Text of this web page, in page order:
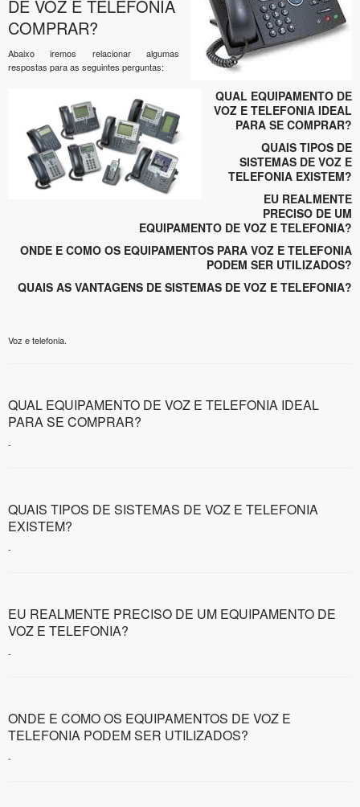
DE VOZ E TELEFONIA
COMPRAR?
Abaixo iremos relacionar algumas
respostas para as seguintes perguntas:
QUAL EQUIPAMENTO DE
VOZ E TELEFONIA IDEAL
PARA SE COMPRAR?
QUAIS TIPOS DE
SISTEMAS DE VOZ E
TELEFONIA EXISTEM?
EU REALMENTE
PRECISO DE UM
EQUIPAMENTO DE VOZ E TELEFONIA?
ONDE E COMO OS EQUIPAMENTOS PARA VOZ E TELEFONIA
PODEM SER UTILIZADOS?
QUAIS AS VANTAGENS DE SISTEMAS DE VOZ E TELEFONIA?
Voz e telefonia.
QUAL EQUIPAMENTO DE VOZ E TELEFONIA IDEAL
PARA SE COMPRAR?
-
QUAIS TIPOS DE SISTEMAS DE VOZ E TELEFONIA
EXISTEM?
-
EU REALMENTE PRECISO DE UM EQUIPAMENTO DE
VOZ E TELEFONIA?
-
ONDE E COMO OS EQUIPAMENTOS DE VOZ E
TELEFONIA PODEM SER UTILIZADOS?
-